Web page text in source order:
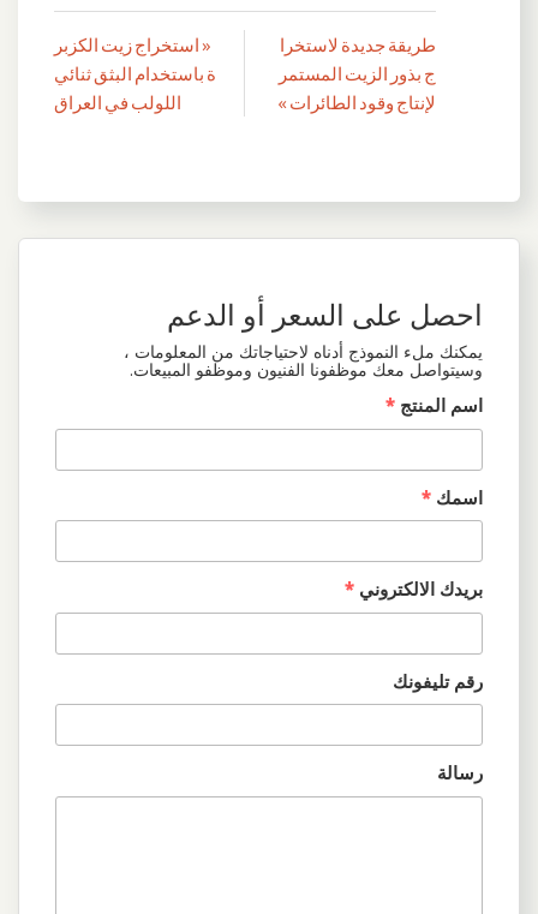
تصفّح
المقالات
« استخراج زيت الكزبر
ة باستخدام البثق ثنائي
اللولب في العراق
طريقة جديدة لاستخرا
ج بذور الزيت المستمر
لإنتاج وقود الطائرات »
احصل على السعر أو الدعم
يمكنك ملء النموذج أدناه لاحتياجاتك من المعلومات ،
وسيتواصل معك موظفونا الفنيون وموظفو المبيعات.
اسم المنتج *
اسمك *
بريدك الالكتروني *
رقم تليفونك
رسالة